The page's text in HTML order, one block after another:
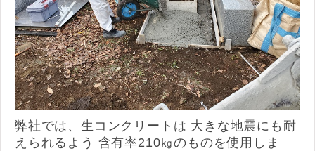
弊社では、生コンクリートは 大きな地震にも耐
えられるよう 含有率210㎏のものを使用しま